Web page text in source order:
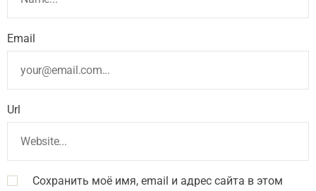
Email
Url
Сохранить моё имя, email и адрес сайта в этом